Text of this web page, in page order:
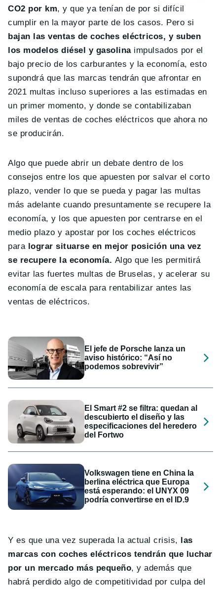
CO2 por km, y que ya tenían de por si difícil
cumplir en la mayor parte de los casos. Pero si
bajan las ventas de coches eléctricos, y suben
los modelos diésel y gasolinaimpulsados por el
bajo precio de los carburantes y la economía, esto
supondrá que las marcas tendrán que afrontar en
2021 multas incluso superiores a las estimadas en
un primer momento, y donde se contabilizaban
miles de ventas de coches eléctricos que ahora no
se producirán.
Algo que puede abrir un debate dentro de los
consejos entre los que apuesten por salvar el corto
plazo, vender lo que se pueda y pagar las multas
más adelante cuando presuntamente se recupere la
economía, y los que apuesten por centrarse en el
medio plazo y apostar por los coches eléctricos
para lograr situarse en mejor posición una vez
se recupere la economía. Algo que les permitirá
evitar las fuertes multas de Bruselas, y acelerar su
economía de escala para rentabilizar antes las
ventas de eléctricos.
El jefe de Porsche lanza un
aviso histórico: “Así no
podemos sobrevivir”
El Smart #2 se filtra: quedan al
descubierto el diseño y las
especificaciones del heredero
del Fortwo
Volkswagen tiene en China la
berlina eléctrica que Europa
está esperando: el UNYX 09
podría convertirse en el ID.9
Y es que una vez superada la actual crisis,
las
marcas con coches eléctricos tendrán que luchar
por un mercado más pequeño, y además que
habrá perdido algo de competitividad por culpa del